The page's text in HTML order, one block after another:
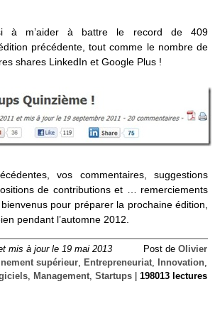
à m’aider à battre le record de 409
précédente, tout comme le nombre de
shares LinkedIn et Google Plus !
vos commentaires, suggestions
de contributions et … remerciements
pour préparer la prochaine édition,
pendant l’automne 2012.
mis à jour le 19 mai 2013 Post de Olivier
supérieur, Entrepreneuriat, Innovation,
, Management, Startups 198013 lectures